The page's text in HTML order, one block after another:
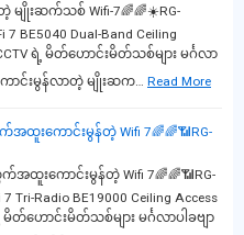
မျိုးဆက်သစ် Wifi-7🌈🌈☀️RG-
7 BE5040 Dual-Band Ceiling
ရဲ့ မိတ်ဟောင်းမိတ်သစ်များ မင်္ဂလာ
ောင်းမွန်လာတဲ့ မျိုးဆက…
Read More
အထူးကောင်းမွန်တဲ့ Wifi 7🌈🌈📶RG-
အထူးကောင်းမွန်တဲ့ Wifi 7🌈🌈📶RG-
7 Tri-Radio BE19000 Ceiling Access
မိတ်ဟောင်းမိတ်သစ်များ မင်္ဂလာပါခဗျာ